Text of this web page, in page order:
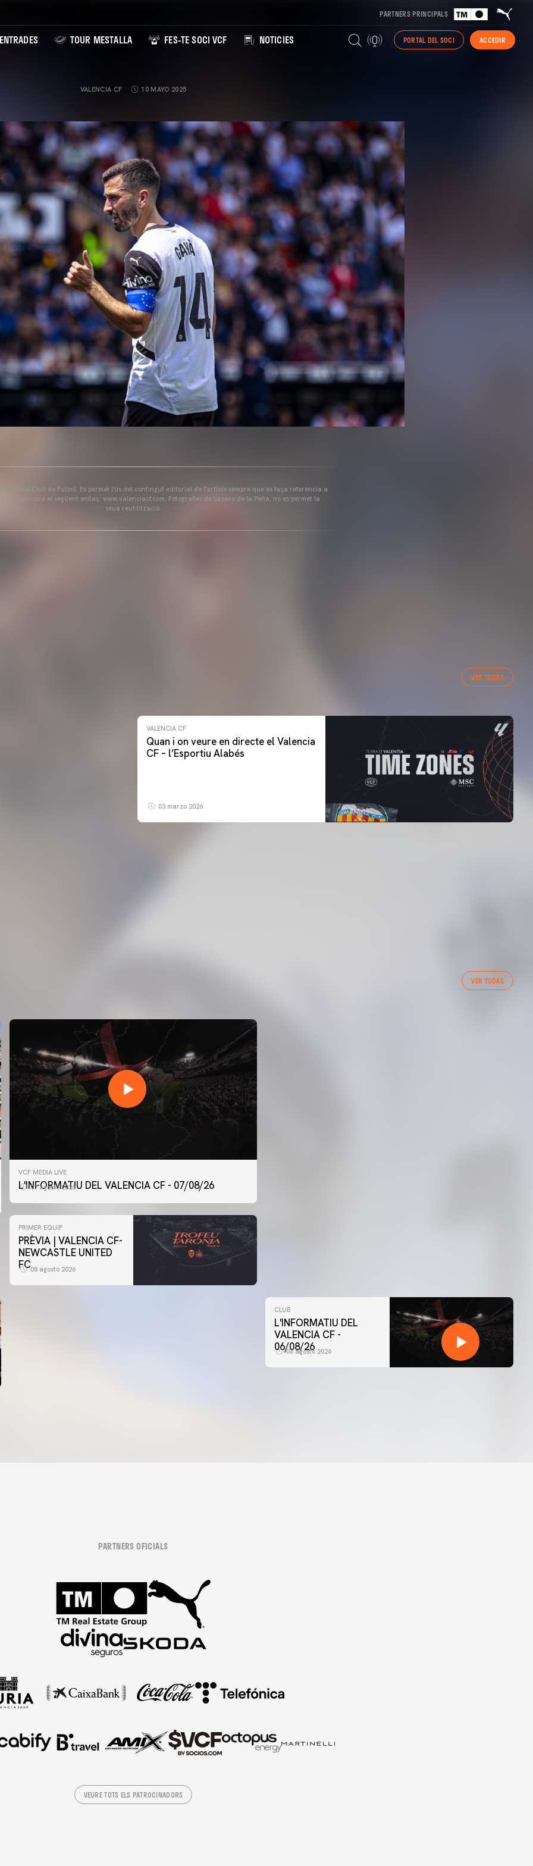
PARTNERS PRINCIPALS
ENTRADES TOUR MESTALLA FES-TE SOCI VCF NOTICIES PORTAL DEL SOCI ACCEDIR
VALENCIA CF 10 MAYO 2025
Valencia Club de Futbol. Es permet l'ús del contingut editorial de l'article sempre que es faça referència a
de contindre el següent enllaç: www.valenciacf.com. Fotografies de Lázaro de la Peña, no es permet la
seua reutilització.
VER TODAS
VALENCIA CF
Quan i on veure en directe el Valencia
CF – l’Esportiu Alabés
03 marzo 2026
VER TODAS
VCF MEDIA LIVE
L'INFORMATIU DEL VALENCIA CF - 07/08/26
07 agosto 2026
ENTRENAMENT DEL VALENCIA CF 7/8/2026
PRIMER EQUIP
PRÈVIA | VALENCIA CF-
NEWCASTLE UNITED
FC08 agosto 2026
CLUB
L'INFORMATIU DEL
VALENCIA CF -
06/08/26
06 agosto 2026
PARTNERS OFICIALS
VEURE TOTS ELS PATROCINADORS